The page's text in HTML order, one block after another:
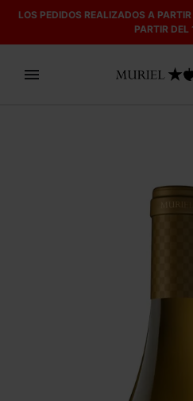
LOS PEDIDOS REALIZADOS A
PARTIR
